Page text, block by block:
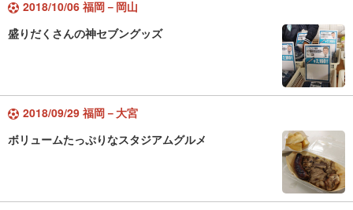
2018/10/06 福岡－岡山
盛りだくさんの神セブングッズ
2018/09/29 福岡－大宮
ボリュームたっぷりなスタジアムグルメ